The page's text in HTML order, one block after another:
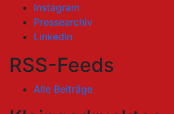
Instagram
Pressearchiv
LinkedIn
RSS-Feeds
Alle Beiträge